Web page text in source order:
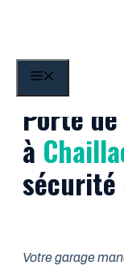
Porte
à
sécurité
Votre garage